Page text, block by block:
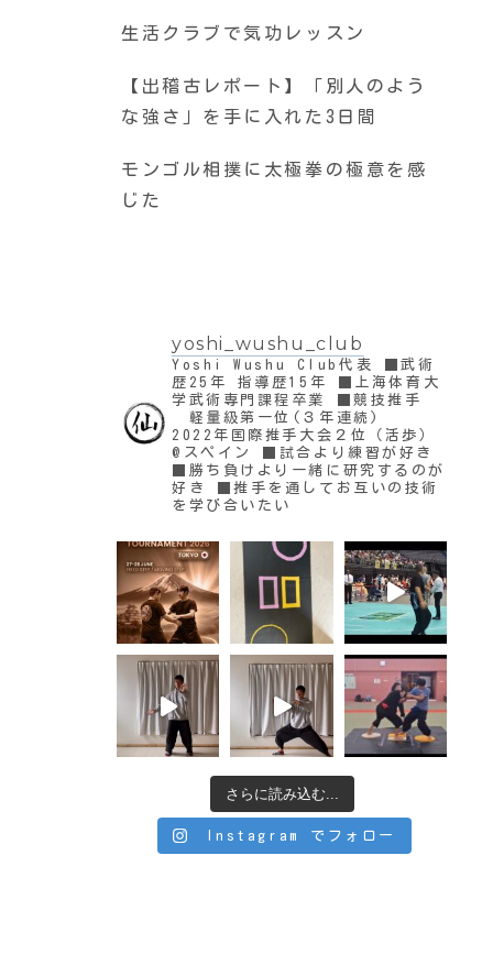
生活クラブで気功レッスン
【出稽古レポート】「別人のよう
な強さ」を手に入れた3日間
モンゴル相撲に太極拳の極意を感
じた
yoshi_wushu_club
Yoshi Wushu Club代表
■武術
歴25年 指導歴15年
■上海体育大
学武術専門課程卒業
■競技推手
軽量級第一位(３年連続)
2022年国際推手大会２位（活歩）
@スペイン
■試合より練習が好き
■勝ち負けより一緒に研究するのが
好き
■推手を通してお互いの技術
を学び合いたい
さらに読み込む...
Instagram でフォロー